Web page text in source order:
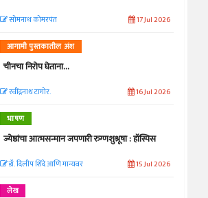
सोमनाथ कोमरपंत 17 Jul 2026
आगामी पुस्तकातील अंश
चीनचा निरोप घेताना...
रवींद्रनाथ टागोर. 16 Jul 2026
भाषण
ज्येष्ठांचा आत्मसन्मान जपणारी रुग्णशुश्रूषा : हॉस्पिस
डॉ. दिलीप शिंदे आणि मान्यवर 15 Jul 2026
लेख